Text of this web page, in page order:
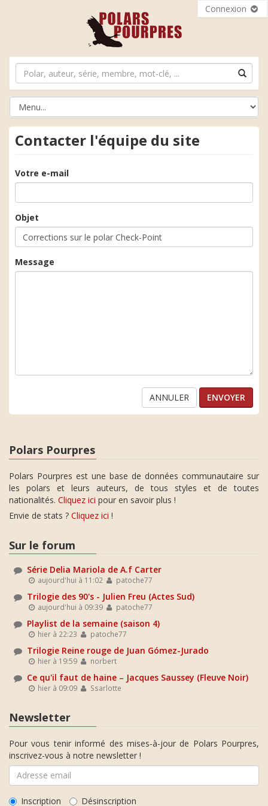
Connexion
Contacter l'équipe du site
Votre e-mail
Objet
Message
ANNULER
Polars Pourpres
Polars Pourpres est une base de données communautaire sur
les polars et leurs auteurs, de tous styles et de toutes
nationalités. Cliquez ici pour en savoir plus !
Envie de stats ? Cliquez ici !
Sur le forum
Série Delia Mariola de A.f Carter
aujourd'hui à 11:02 patoche77
Trilogie des 90's - Julien Freu (Actes Sud)
aujourd'hui à 09:39 patoche77
Playlist de la semaine (saison 4)
hier à 22:23 patoche77
Trilogie Reine rouge de Juan Gómez-Jurado
hier à 19:59 norbert
Ce qu'il faut de haine – Jacques Saussey (Fleuve Noir)
hier à 09:09 Ssarlotte
Newsletter
Pour vous tenir informé des mises-à-jour de Polars Pourpres,
inscrivez-vous à notre newsletter !
Inscription Désinscription